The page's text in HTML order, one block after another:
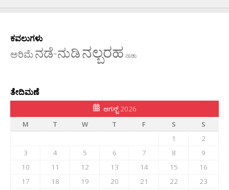
ಕವಲುಗಳು
ಅರಿಮೆನಡೆ-ನುಡಿನಲ್ಬರಹ ನಾಡು
ತೇದಿಮಣೆ
ಆಗಸ್ಟ್ 2026
M
T W T F S
S
1
2
3
4 5 6 7 8
9
10
11 12 13 14 15
16
17
18 19 20 21 22
23